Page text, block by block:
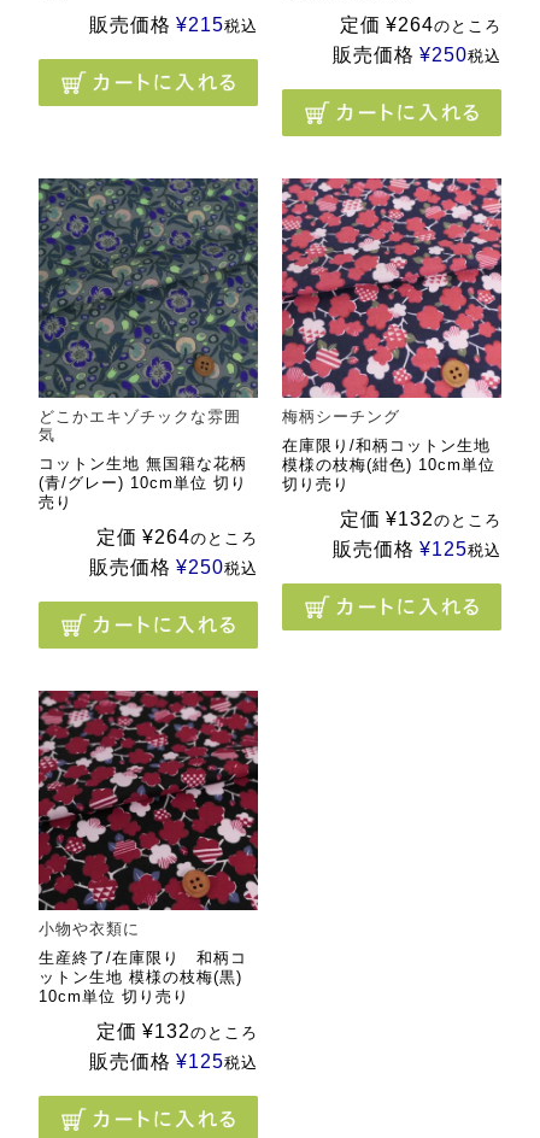
販売価格 ¥215税込 定価 ¥264のところ
販売価格 ¥250税込
どこかエキゾチックな雰囲
気
コットン生地 無国籍な花柄
(青/グレー) 10cm単位 切り
売り
定価 ¥264のところ
販売価格 ¥250税込
梅柄シーチング
在庫限り/和柄コットン生地
模様の枝梅(紺色) 10cm単位
切り売り
定価 ¥132のところ
販売価格 ¥125税込
小物や衣類に
生産終了/在庫限り 和柄コ
ットン生地 模様の枝梅(黒)
10cm単位 切り売り
定価 ¥132のところ
販売価格 ¥125税込